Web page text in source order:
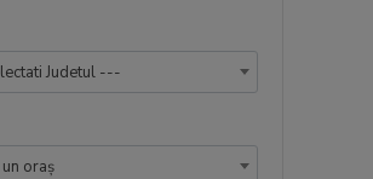
Judetul ---
oraș